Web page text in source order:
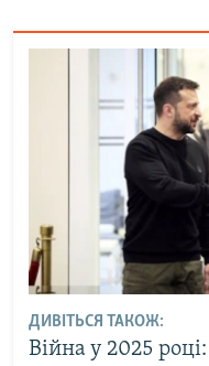
ДИВІТЬСЯ ТАКОЖ:
Війна у 2025